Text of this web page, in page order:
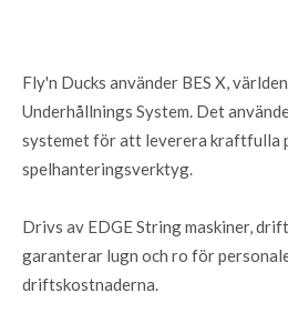
Fly'n Ducks använder BES X,
Underhållnings System. Det
systemet för att leverera kraftfulla
spelhanteringsverktyg.
Drivs av EDGE String maskiner,
garanterar lugn och ro för
driftskostnaderna.